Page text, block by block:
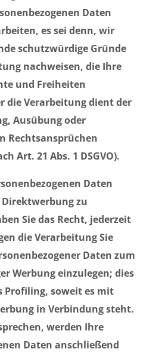
Daten
es sei denn, wir
schutzwürdige Gründe
nachweisen, die Ihre
und Freiheiten
die Verarbeitung dient der
Ausübung oder
Rechtsansprüchen
Art. 21 Abs. 1 DSGVO).
Daten
zu
Sie das Recht, jederzeit
die Verarbeitung Sie
Daten zum
Werbung einzulegen; dies
Profiling, soweit es mit
in Verbindung steht.
werden Ihre
Daten anschließend